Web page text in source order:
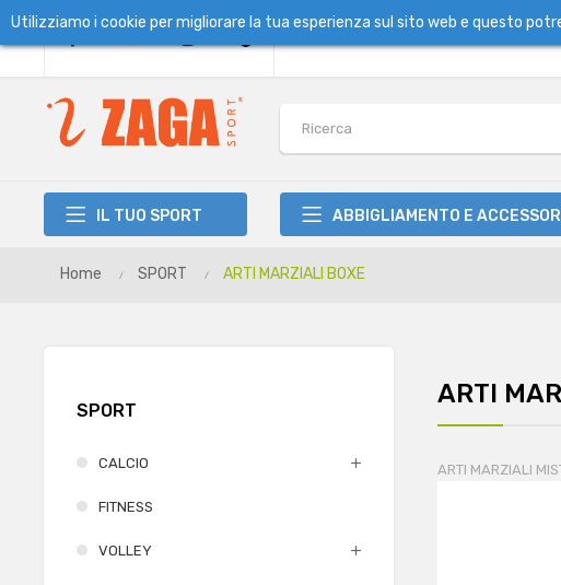
IL TUO SPORT ABBIGLIAMENTO E ACCESSORI
Home SPORT ARTI MARZIALI BOXE
SPORT
CALCIO
FITNESS
VOLLEY
ARTI
ARTI MARZIALI
Utilizziamo i cookie per migliorare la tua esperienza sul sito web e questo